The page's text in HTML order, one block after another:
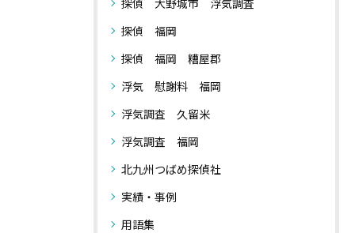
探偵 大野城市 浮気調査
探偵 福岡
探偵 福岡 糟屋郡
浮気 慰謝料 福岡
浮気調査 久留米
浮気調査 福岡
北九州つばめ探偵社
実績・事例
用語集